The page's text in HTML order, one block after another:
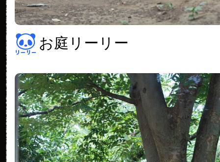
お庭リーリー